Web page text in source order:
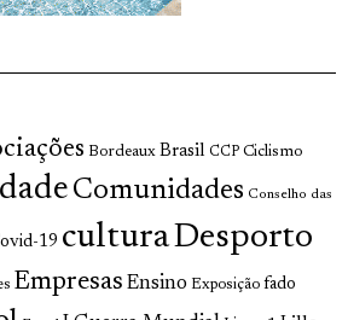
Bordeaux Brasil CCP Ciclismo
Comunidades Conselho das
19 culturaDesporto
Empresas Ensino Exposição fado